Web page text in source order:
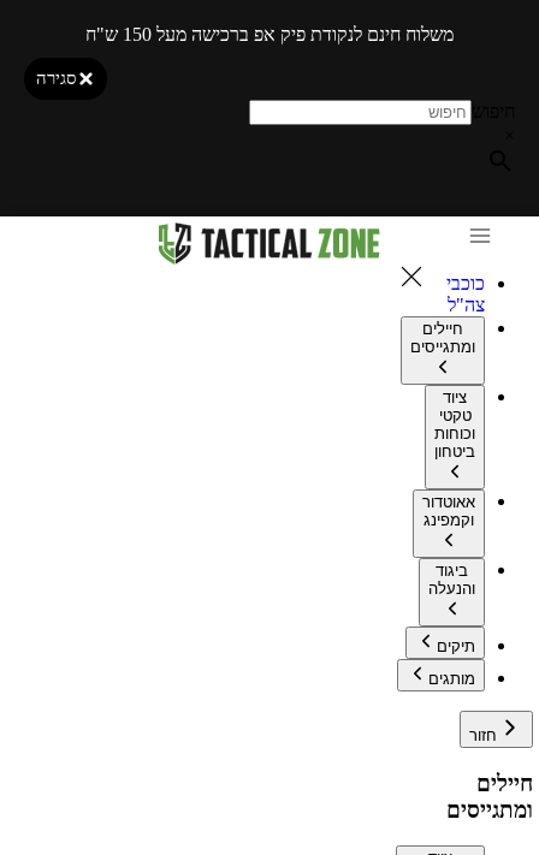
משלוח חינם לנקודת פיק אפ ברכישה מעל 150 ש"ח
סגירה
כוכבי
צה"ל
חיילים
ומתגייסים
ציוד
טקטי
וכוחות
ביטחון
אאוטדור
וקמפינג
ביגוד
והנעלה
תיקים
מותגים
חזור
חיילים
ומתגייסים